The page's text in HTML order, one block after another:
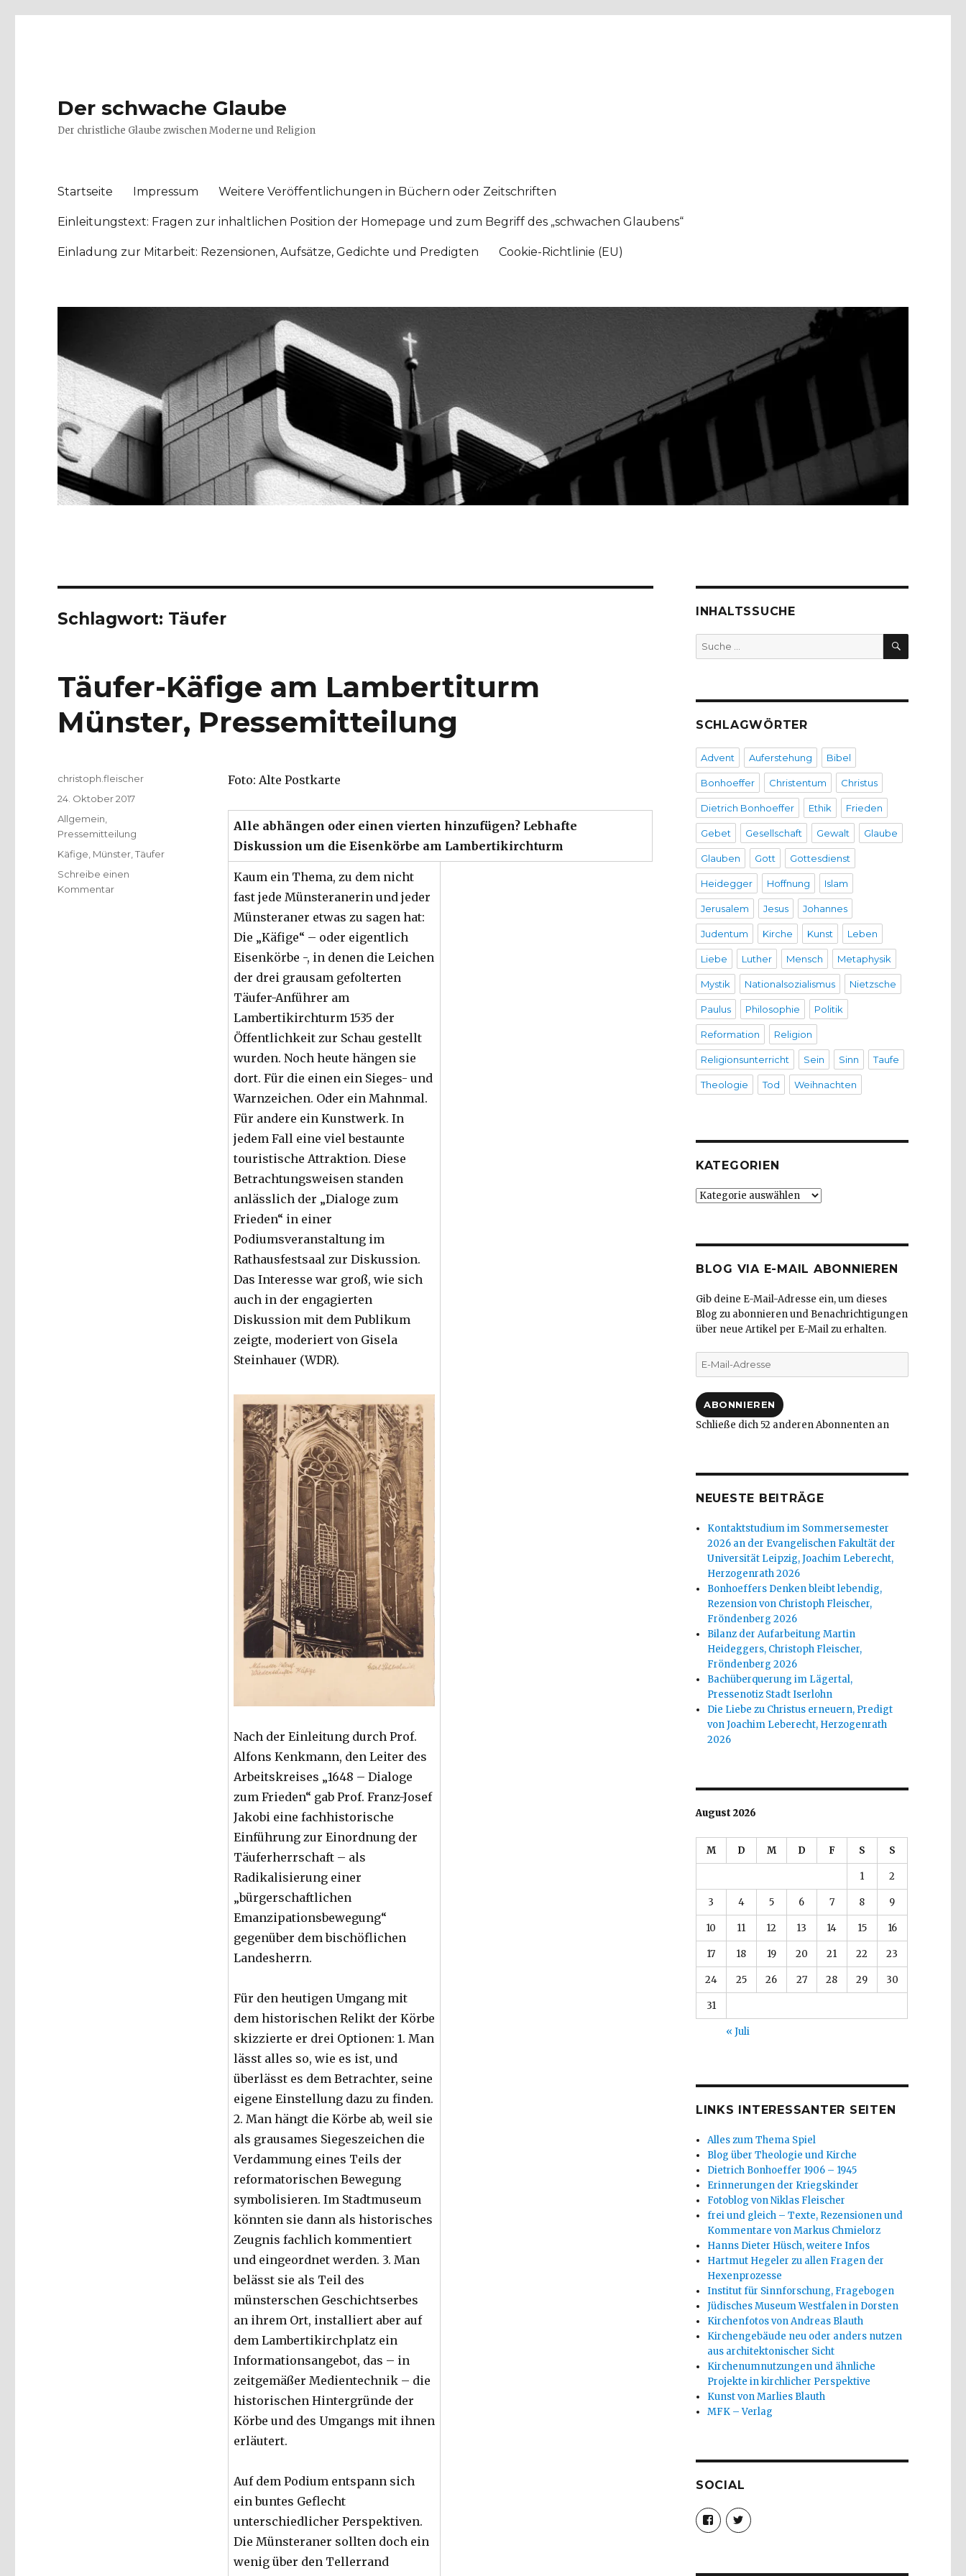
Der schwache Glaube
Der christliche Glaube zwischen Moderne und Religion
Startseite Impressum Weitere Veröffentlichungen in Büchern oder Zeitschriften
Einleitungstext: Fragen zur inhaltlichen Position der Homepage und zum Begriff des „schwachen Glaubens“
Einladung zur Mitarbeit: Rezensionen, Aufsätze, Gedichte und Predigten Cookie-Richtlinie (EU)
Schlagwort: Täufer
Täufer-Käfige am Lambertiturm
Münster, Pressemitteilung
Foto: Alte Postkarte
Alle abhängen oder einen vierten hinzufügen? Lebhafte
Diskussion um die Eisenkörbe am Lambertikirchturm
Kaum ein Thema, zu dem nicht
fast jede Münsteranerin und jeder
Münsteraner etwas zu sagen hat:
Die „Käfige“ – oder eigentlich
Eisenkörbe -, in denen die Leichen
der drei grausam gefolterten
Täufer-Anführer am
Lambertikirchturm 1535 der
Öffentlichkeit zur Schau gestellt
wurden. Noch heute hängen sie
dort. Für die einen ein Sieges- und
Warnzeichen. Oder ein Mahnmal.
Für andere ein Kunstwerk. In
jedem Fall eine viel bestaunte
touristische Attraktion. Diese
Betrachtungsweisen standen
anlässlich der „Dialoge zum
Frieden“ in einer
Podiumsveranstaltung im
Rathausfestsaal zur Diskussion.
Das Interesse war groß, wie sich
auch in der engagierten
Diskussion mit dem Publikum
zeigte, moderiert von Gisela
Steinhauer (WDR).
Nach der Einleitung durch Prof.
Alfons Kenkmann, den Leiter des
Arbeitskreises „1648 – Dialoge
zum Frieden“ gab Prof. Franz-Josef
Jakobi eine fachhistorische
Einführung zur Einordnung der
Täuferherrschaft – als
Radikalisierung einer
„bürgerschaftlichen
Emanzipationsbewegung“
gegenüber dem bischöflichen
Landesherrn.
Für den heutigen Umgang mit
dem historischen Relikt der Körbe
skizzierte er drei Optionen: 1. Man
lässt alles so, wie es ist, und
überlässt es dem Betrachter, seine
eigene Einstellung dazu zu finden.
2. Man hängt die Körbe ab, weil sie
als grausames Siegeszeichen die
Verdammung eines Teils der
reformatorischen Bewegung
symbolisieren. Im Stadtmuseum
könnten sie dann als historisches
Zeugnis fachlich kommentiert
und eingeordnet werden. 3. Man
belässt sie als Teil des
münsterschen Geschichtserbes
an ihrem Ort, installiert aber auf
dem Lambertikirchplatz ein
Informationsangebot, das – in
zeitgemäßer Medientechnik – die
historischen Hintergründe der
Körbe und des Umgangs mit ihnen
erläutert.
Auf dem Podium entspann sich
ein buntes Geflecht
unterschiedlicher Perspektiven.
Die Münsteraner sollten doch ein
wenig über den Tellerrand
Autor
christoph.fleischer
Veröffentlicht
am
24. Oktober 2017
Kategorien
Allgemein
Pressemitteilung
Schlagwörter
Käfige Münster ,Täufer
Schreibe einen
Kommentarzu
INHALTSSUCHE
Suche
nach:
SUCHEN
SCHLAGWÖRTER
Advent Auferstehung Bibel
Bonhoeffer Christentum Christus
Dietrich Bonhoeffer Ethik Frieden
Gebet Gesellschaft Gewalt Glaube
Glauben Gott Gottesdienst
Heidegger Hoffnung Islam
Jerusalem Jesus Johannes
Judentum Kirche Kunst Leben
Liebe Luther Mensch Metaphysik
Mystik Nationalsozialismus Nietzsche
Paulus Philosophie Politik
Reformation Religion
Religionsunterricht Sein Sinn Taufe
Theologie Tod Weihnachten
KATEGORIEN
Kategorien
BLOG VIA E-MAIL ABONNIEREN
Gib deine E-Mail-Adresse ein, um dieses
Blog zu abonnieren und Benachrichtigungen
über neue Artikel per E-Mail zu erhalten.
E-
Mail-
ABONNIEREN
Schließe dich 52 anderen Abonnenten an
NEUESTE BEITRÄGE
Kontaktstudium im Sommersemester
2026 an der Evangelischen Fakultät der
Universität Leipzig, Joachim Leberecht,
Herzogenrath 2026
Bonhoeffers Denken bleibt lebendig,
Rezension von Christoph Fleischer,
Fröndenberg 2026
Bilanz der Aufarbeitung Martin
Heideggers, Christoph Fleischer,
Fröndenberg 2026
Bachüberquerung im Lägertal,
Pressenotiz Stadt Iserlohn
Die Liebe zu Christus erneuern, Predigt
von Joachim Leberecht, Herzogenrath
2026
August 2026
M D M D F S S
1 2
3 4 5 6 7 8 9
10 11 12 13 14 15 16
17 18 19 20 21 22 23
24 25 26 27 28 29 30
31
« Juli
LINKS INTERESSANTER SEITEN
Alles zum Thema Spiel
Blog über Theologie und Kirche
Dietrich Bonhoeffer 1906 – 1945
Erinnerungen der Kriegskinder
Fotoblog von Niklas Fleischer
frei und gleich – Texte, Rezensionen und
Kommentare von Markus Chmielorz
Hanns Dieter Hüsch, weitere Infos
Hartmut Hegeler zu allen Fragen der
Hexenprozesse
Institut für Sinnforschung, Fragebogen
Jüdisches Museum Westfalen in Dorsten
Kirchenfotos von Andreas Blauth
Kirchengebäude neu oder anders nutzen
aus architektonischer Sicht
Kirchenumnutzungen und ähnliche
Projekte in kirchlicher Perspektive
Kunst von Marlies Blauth
MFK – Verlag
SOCIAL
Profil
von
christoph.fleischer1
anzeigen
Profil
von
anzeigen